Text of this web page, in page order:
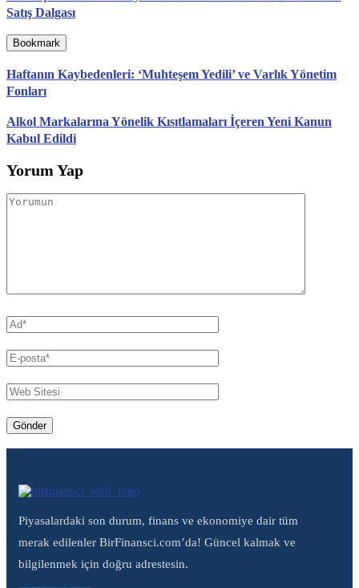
Satış Dalgası
Bookmark
Haftanın Kaybedenleri: ‘Muhteşem Yedili’ ve Varlık Yönetim
Fonları
Alkol Markalarına Yönelik Kısıtlamaları İçeren Yeni Kanun
Kabul Edildi
Yorum Yap
Piyasalardaki son durum, finans ve ekonomiye dair tüm
merak edilenler BirFinansci.com’da! Güncel kalmak ve
bilgilenmek için doğru adrestesin.